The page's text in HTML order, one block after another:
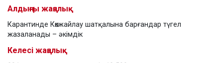
Алдыңғы жаңалық
Карантинде Көкжайлау шатқалына барғандар түгел
жазаланады – әкімдік
Келесі жаңалық